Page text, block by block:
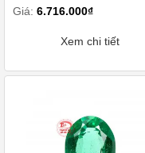
Giá: 6.716.000₫
Xem chi tiết